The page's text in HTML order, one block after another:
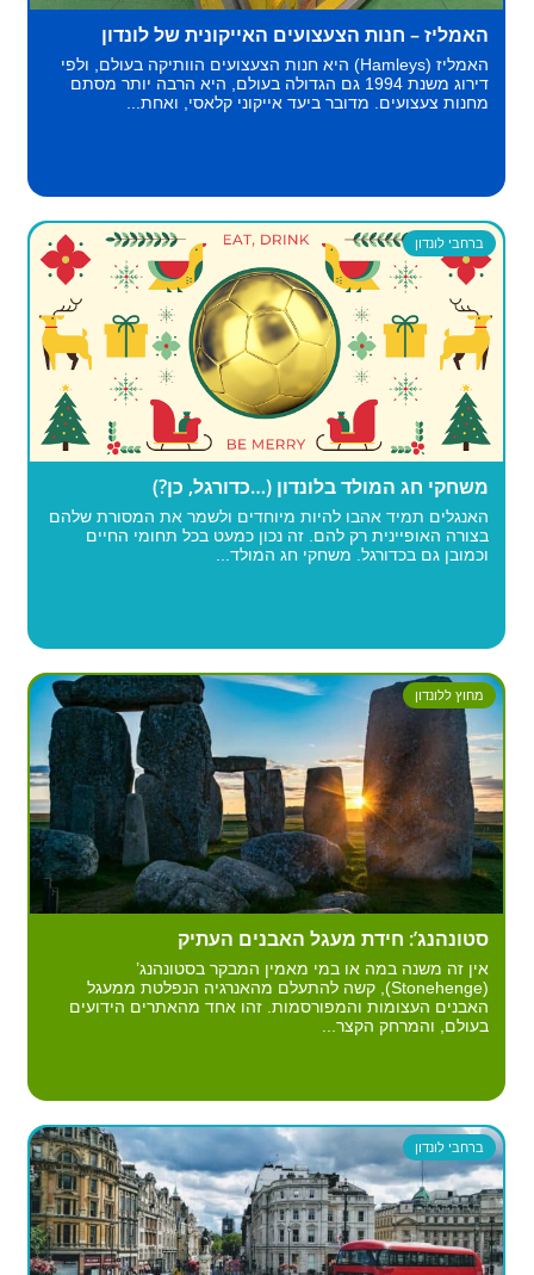
האמליז – חנות הצעצועים האייקונית של לונדון
האמליז (Hamleys) היא חנות הצעצועים הוותיקה בעולם, ולפי
דירוג משנת 1994 גם הגדולה בעולם, היא הרבה יותר מסתם
מחנות צעצועים. מדובר ביעד אייקוני קלאסי, ואחת...
ברחבי לונדון
משחקי חג המולד בלונדון (…כדורגל, כן?)
האנגלים תמיד אהבו להיות מיוחדים ולשמר את המסורת שלהם
בצורה האופיינית רק להם. זה נכון כמעט בכל תחומי החיים
וכמובן גם בכדורגל. משחקי חג המולד...
מחוץ ללונדון
סטונהנג’: חידת מעגל האבנים העתיק
אין זה משנה במה או במי מאמין המבקר בסטונהנג’
(Stonehenge), קשה להתעלם מהאנרגיה הנפלטת ממעגל
האבנים העצומות והמפורסמות. זהו אחד מהאתרים הידועים
בעולם, והמרחק הקצר...
ברחבי לונדון